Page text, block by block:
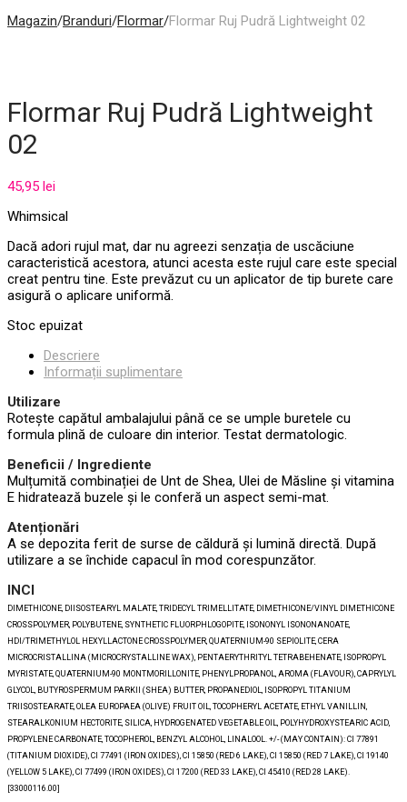
Magazin/Branduri/Flormar/Flormar Ruj Pudră Lightweight 02
Flormar Ruj Pudră Lightweight
02
45,95 lei
Whimsical
Dacă adori rujul mat, dar nu agreezi senzația de uscăciune
caracteristică acestora, atunci acesta este rujul care este special
creat pentru tine. Este prevăzut cu un aplicator de tip burete care
asigură o aplicare uniformă.
Stoc epuizat
Descriere
Informații suplimentare
Utilizare
Rotește capătul ambalajului până ce se umple buretele cu
formula plină de culoare din interior. Testat dermatologic.
Beneficii / Ingrediente
Mulțumită combinației de Unt de Shea, Ulei de Măsline și vitamina
E hidratează buzele și le conferă un aspect semi-mat.
Atenționări
A se depozita ferit de surse de căldură și lumină directă. După
utilizare a se închide capacul în mod corespunzător.
INCI
DIMETHICONE, DIISOSTEARYL MALATE, TRIDECYL TRIMELLITATE, DIMETHICONE/VINYL DIMETHICONE
CROSSPOLYMER, POLYBUTENE, SYNTHETIC FLUORPHLOGOPITE, ISONONYL ISONONANOATE,
HDI/TRIMETHYLOL HEXYLLACTONE CROSSPOLYMER, QUATERNIUM-90 SEPIOLITE, CERA
MICROCRISTALLINA (MICROCRYSTALLINE WAX), PENTAERYTHRITYL TETRABEHENATE, ISOPROPYL
MYRISTATE, QUATERNIUM-90 MONTMORILLONITE, PHENYLPROPANOL, AROMA (FLAVOUR), CAPRYLYL
GLYCOL, BUTYROSPERMUM PARKII (SHEA) BUTTER, PROPANEDIOL, ISOPROPYL TITANIUM
TRIISOSTEARATE, OLEA EUROPAEA (OLIVE) FRUIT OIL, TOCOPHERYL ACETATE, ETHYL VANILLIN,
STEARALKONIUM HECTORITE, SILICA, HYDROGENATED VEGETABLE OIL, POLYHYDROXYSTEARIC ACID,
PROPYLENE CARBONATE, TOCOPHEROL, BENZYL ALCOHOL, LINALOOL. +/- (MAY CONTAIN): CI 77891
(TITANIUM DIOXIDE), CI 77491 (IRON OXIDES), CI 15850 (RED 6 LAKE), CI 15850 (RED 7 LAKE), CI 19140
(YELLOW 5 LAKE), CI 77499 (IRON OXIDES), CI 17200 (RED 33 LAKE), CI 45410 (RED 28 LAKE).
[33000116.00]